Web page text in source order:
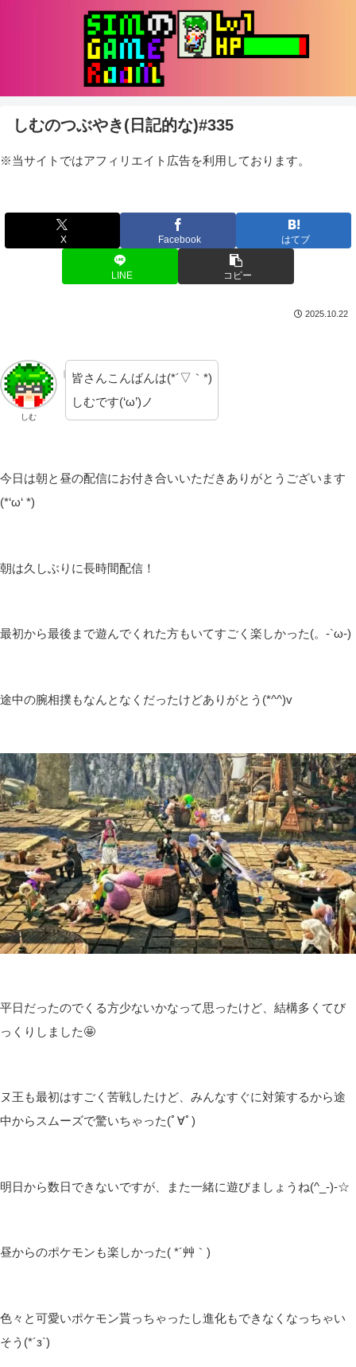
しむのつぶやき(日記的な)#335
※当サイトではアフィリエイト広告を利用しております。
X Facebook はてブ
LINE コピー
2025.10.22
しむ
皆さんこんばんは(*´▽｀*)
しむです(‘ω’)ノ
今日は朝と昼の配信にお付き合いいただきありがとうございます
(*‘ω‘ *)
朝は久しぶりに長時間配信！
最初から最後まで遊んでくれた方もいてすごく楽しかった(。-`ω-)
途中の腕相撲もなんとなくだったけどありがとう(*^^)v
平日だったのでくる方少ないかなって思ったけど、結構多くてび
っくりしました🤩
ヌ王も最初はすごく苦戦したけど、みんなすぐに対策するから途
中からスムーズで驚いちゃった(ﾟ∀ﾟ)
明日から数日できないですが、また一緒に遊びましょうね(^_-)-☆
昼からのポケモンも楽しかった( *´艸｀)
色々と可愛いポケモン貰っちゃったし進化もできなくなっちゃい
そう(*´з`)